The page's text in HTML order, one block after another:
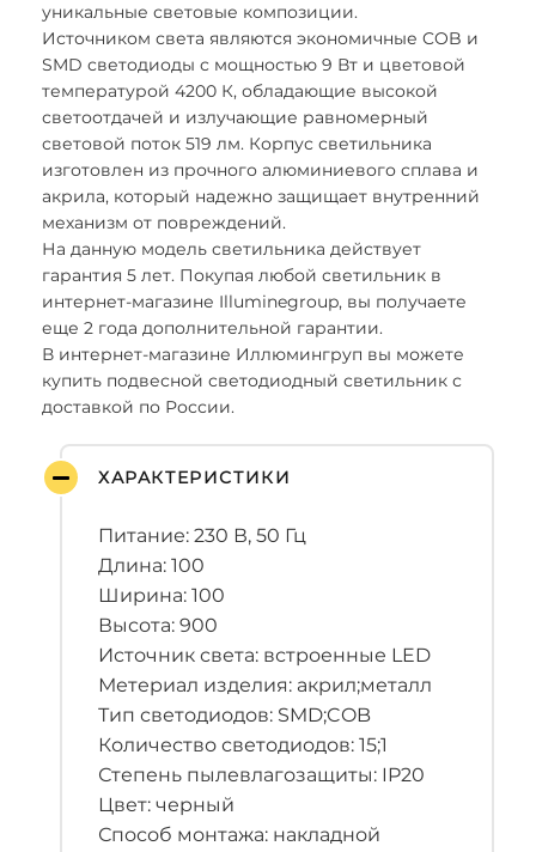
уникальные световые композиции.
Источником света являются экономичные COB и
SMD светодиоды с мощностью 9 Вт и цветовой
температурой 4200 К, обладающие высокой
светоотдачей и излучающие равномерный
световой поток 519 лм. Корпус светильника
изготовлен из прочного алюминиевого сплава и
акрила, который надежно защищает внутренний
механизм от повреждений.
На данную модель светильника действует
гарантия 5 лет. Покупая любой светильник в
интернет-магазине Illuminegroup, вы получаете
еще 2 года дополнительной гарантии.
В интернет-магазине Иллюмингруп вы можете
купить подвесной светодиодный светильник с
доставкой по России.
ХАРАКТЕРИСТИКИ
Питание: 230 В, 50 Гц
Длина: 100
Ширина: 100
Высота: 900
Источник света: встроенные LED
Метериал изделия: акрил;металл
Тип светодиодов: SMD;COB
Количество светодиодов: 15;1
Степень пылевлагозащиты: IP20
Цвет: черный
Способ монтажа: накладной